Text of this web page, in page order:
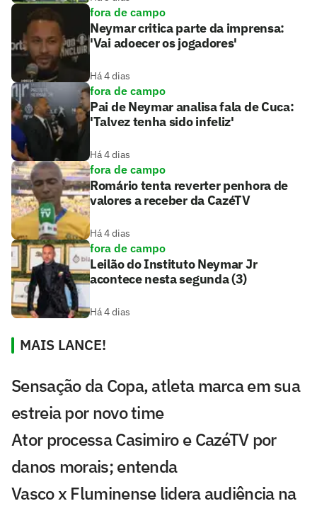
fora de campo
Neymar critica parte da imprensa:
'Vai adoecer os jogadores'
Há 4 dias
fora de campo
Pai de Neymar analisa fala de Cuca:
'Talvez tenha sido infeliz'
Há 4 dias
fora de campo
Romário tenta reverter penhora de
valores a receber da CazéTV
Há 4 dias
fora de campo
Leilão do Instituto Neymar Jr
acontece nesta segunda (3)
Há 4 dias
MAIS LANCE!
Sensação da Copa, atleta marca em sua
estreia por novo time
Ator processa Casimiro e CazéTV por
danos morais; entenda
Vasco x Fluminense lidera audiência na